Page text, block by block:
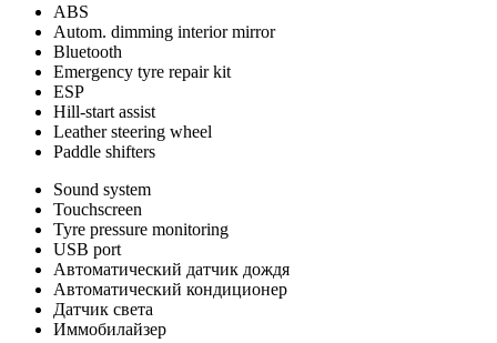
ABS
Autom. dimming interior mirror
Bluetooth
Emergency tyre repair kit
ESP
Hill-start assist
Leather steering wheel
Paddle shifters
Sound system
Touchscreen
Tyre pressure monitoring
USB port
Автоматический датчик дождя
Автоматический кондиционер
Датчик света
Иммобилайзер